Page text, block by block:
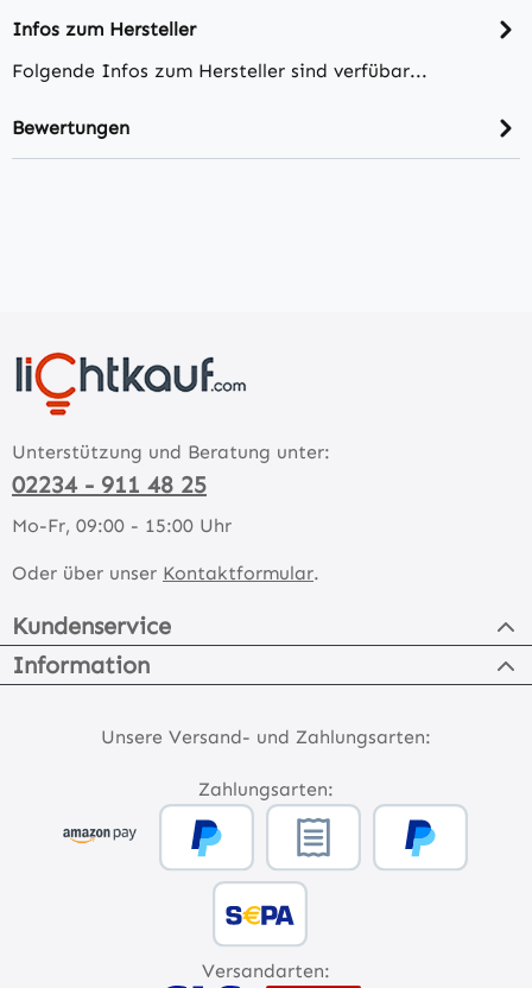
Infos zum Hersteller
Folgende Infos zum Hersteller sind verfübar...
Bewertungen
Unterstützung und Beratung unter:
02234 - 911 48 25
Mo-Fr, 09:00 - 15:00 Uhr
Oder über unser Kontaktformular.
Kundenservice
Information
Unsere Versand- und Zahlungsarten:
Zahlungsarten:
Versandarten: